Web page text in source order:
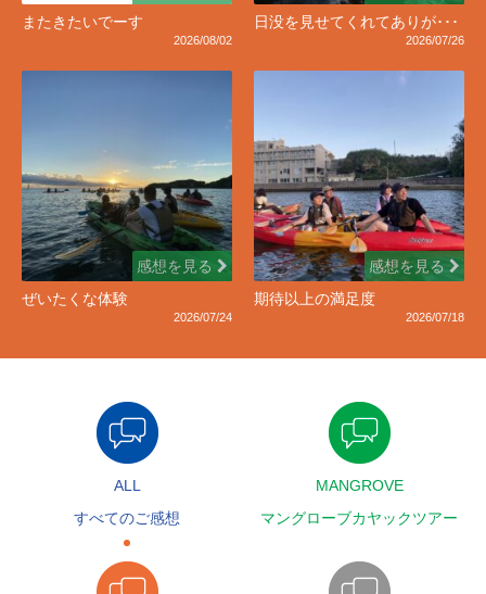
またきたいでーす
2026/08/02
日没を見せてくれてありが･･･
2026/07/26
感想を見る
ぜいたくな体験
2026/07/24
感想を見る
期待以上の満足度
2026/07/18
ALL
すべてのご感想
MANGROVE
マングローブカヤックツアー